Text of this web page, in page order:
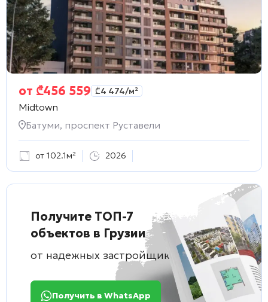
от ₾456 559 ₾4 474/м²
Midtown
Батуми, проспект Руставели
от 102.1м² 2026
Получите ТОП-7
объектов в Грузии
от надежных застройщиков
Получить в WhatsApp